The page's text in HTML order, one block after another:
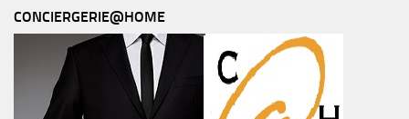
CONCIERGERIE@HOME